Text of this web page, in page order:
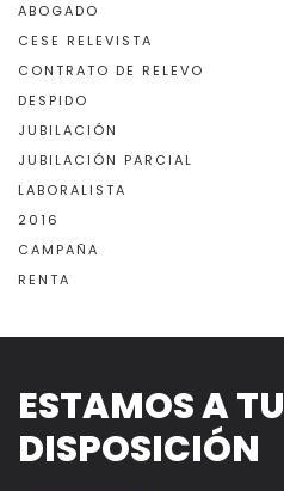
ABOGADO
CESE RELEVISTA
CONTRATO DE RELEVO
DESPIDO
JUBILACIÓN
JUBILACIÓN PARCIAL
LABORALISTA
2016
CAMPAÑA
RENTA
ESTAMOS A TU
DISPOSICIÓN